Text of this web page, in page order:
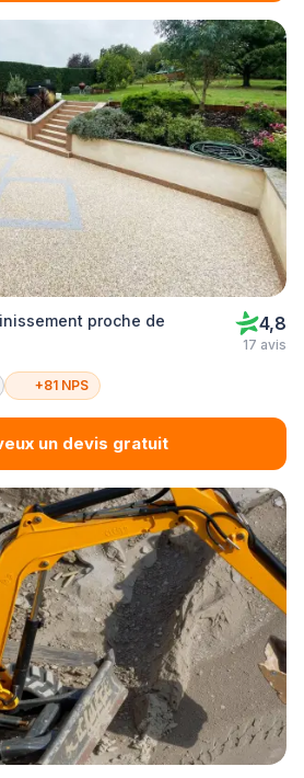
proche de
4,8
17 avis
+81 NPS
un devis gratuit